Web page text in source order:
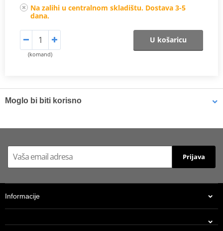
Na zalihi u centralnom skladištu. Dostava 3-5
dana.
(komand)
U košaricu
Moglo bi biti korisno
Prijava
Informacije